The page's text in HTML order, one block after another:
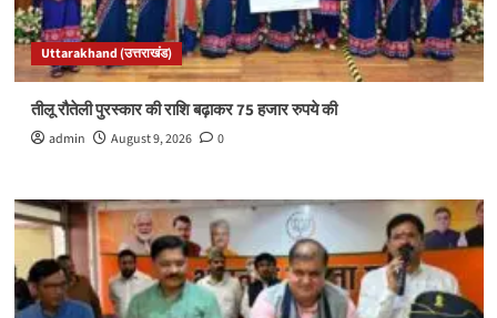
Uttarakhand (उत्तराखंड)
तीलू रौतेली पुरस्कार की राशि बढ़ाकर 75 हजार रुपये की
admin August 9, 2026 0